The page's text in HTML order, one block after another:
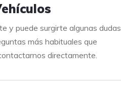
y puede surgirte algunas dudas
más habituales que
directamente.